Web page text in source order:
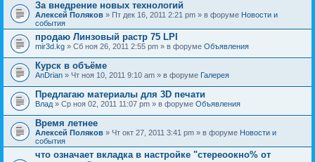
За внедрение новых технологий
Алексей Поляков » Пт дек 16, 2011 2:21 pm » в форуме Новости и
события
продаю Линзовый растр 75 LPI
mir3d.kg » Сб ноя 26, 2011 2:55 pm » в форуме Объявления
Курск в объёме
AnDrian » Чт ноя 10, 2011 9:10 am » в форуме Галерея
Предлагаю материалы для 3D печати
Влад » Ср ноя 02, 2011 11:07 pm » в форуме Объявления
Время летнее
Алексей Поляков » Чт окт 27, 2011 3:41 pm » в форуме Новости и
события
что означает вкладка в настройке "стереоокно% от